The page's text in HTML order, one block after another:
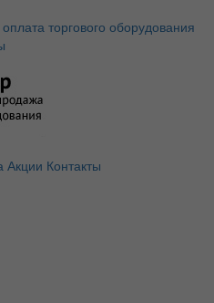
торгового оборудования
Акции Контакты